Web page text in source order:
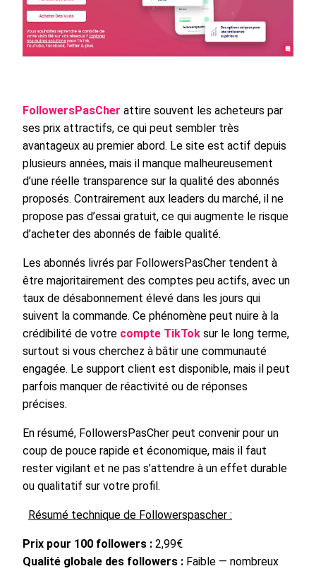
FollowersPasCher attire souvent les acheteurs par
ses prix attractifs, ce qui peut sembler très
avantageux au premier abord. Le site est actif depuis
plusieurs années, mais il manque malheureusement
d’une réelle transparence sur la qualité des abonnés
proposés. Contrairement aux leaders du marché, il ne
propose pas d’essai gratuit, ce qui augmente le risque
d’acheter des abonnés de faible qualité.
Les abonnés livrés par FollowersPasCher tendent à
être majoritairement des comptes peu actifs, avec un
taux de désabonnement élevé dans les jours qui
suivent la commande. Ce phénomène peut nuire à la
crédibilité de votre compte TikTok sur le long terme,
surtout si vous cherchez à bâtir une communauté
engagée. Le support client est disponible, mais il peut
parfois manquer de réactivité ou de réponses
précises.
En résumé, FollowersPasCher peut convenir pour un
coup de pouce rapide et économique, mais il faut
rester vigilant et ne pas s’attendre à un effet durable
ou qualitatif sur votre profil.
Résumé technique de Followerspascher :
Prix pour 100 followers : 2,99€
Qualité globale des followers : Faible — nombreux